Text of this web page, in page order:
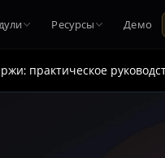
Ресурсы Демо
практическое